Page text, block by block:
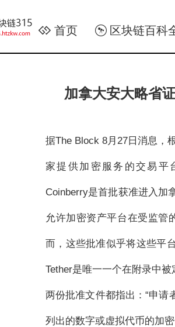
首页 区块链百科
加拿大安大略省
据The Block 8月27日消息，
家提供加密服务的交易平
Coinberry是首批获准进入加
允许加密资产平台在受监管
而，这些批准似乎将这些平
Tether是唯一一个在附录中被
两份批准文件都指出：“申请
列出的数字或虚拟代币的加